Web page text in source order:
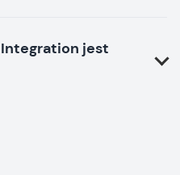
Integration jest